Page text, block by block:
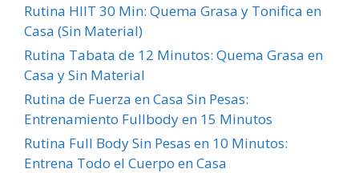
Rutina HIIT 30 Min: Quema Grasa y Tonifica en
Casa (Sin Material)
Rutina Tabata de 12 Minutos: Quema Grasa en
Casa y Sin Material
Rutina de Fuerza en Casa Sin Pesas:
Entrenamiento Fullbody en 15 Minutos
Rutina Full Body Sin Pesas en 10 Minutos:
Entrena Todo el Cuerpo en Casa